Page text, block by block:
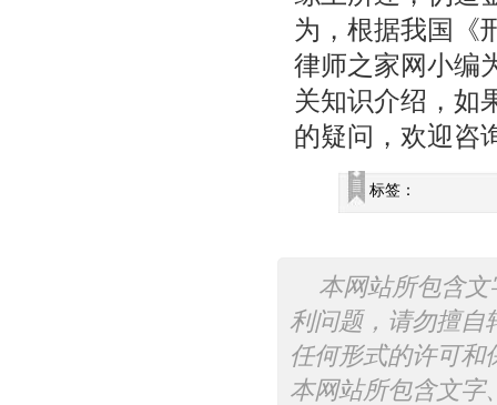
为，根据我国《
律师之家网小编
关知识介绍，如
的疑问，欢迎咨
标签：
本网站所包含
利问题，请勿擅自
任何形式的许可和
本网站所包含文字